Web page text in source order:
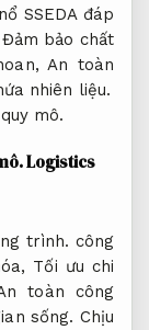
SSEDA đáp
Đảm bảo chất
An toàn
nhiên liệu.
mô.
Logistics
trình. công
Tối ưu chi
toàn công
sống. Chịu